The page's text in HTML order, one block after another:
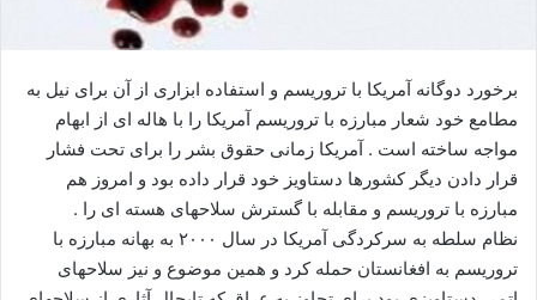
برخورد دوگانه آمریکا با تروریسم و استفاده ابزاری از آن برای نیل به
مطامع خود شعار مبارزه با تروریسم آمریکا را با هاله ای از ابهام
مواجه ساخته است . آمریکا زمانی حقوق بشر را برای تحت فشار
قرار دادن دیگر کشورها دستاویز خود قرار داده بود و امروز هم
مبارزه با تروریسم و مقابله با گسترش سلاحهای هسته ای را .
نظام سلطه به سرکردگی آمریکا در سال ۲۰۰۰ به بهانه مبارزه با
تروریسم به افغانستان حمله کرد و همین موضوع و نیز سلاحهای